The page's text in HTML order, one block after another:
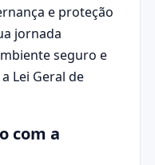
e proteção
jornada
seguro e
Lei Geral de
com a